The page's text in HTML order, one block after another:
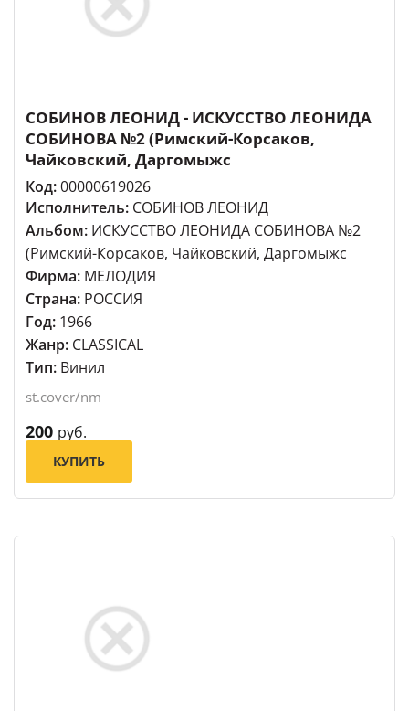
СОБИНОВ ЛЕОНИД - ИСКУССТВО ЛЕОНИДА
СОБИНОВА №2 (Римский-Корсаков,
Чайковский, Даргомыжс
Код:00000619026
Исполнитель: СОБИНОВ ЛЕОНИД
Альбом: ИСКУССТВО ЛЕОНИДА СОБИНОВА №2
(Римский-Корсаков, Чайковский, Даргомыжс
Фирма: МЕЛОДИЯ
Страна: РОССИЯ
Год: 1966
Жанр: CLASSICAL
Тип: Винил
st.cover/nm
200 руб.
КУПИТЬ